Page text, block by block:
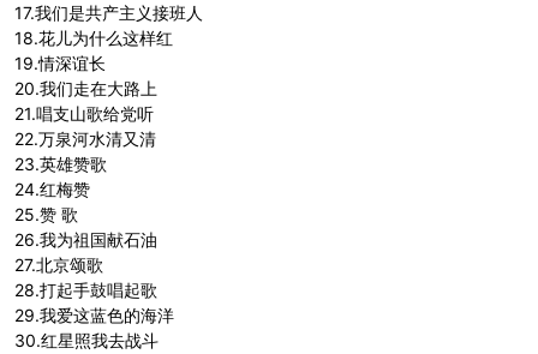
17.我们是共产主义接班人
18.花儿为什么这样红
19.情深谊长
20.我们走在大路上
21.唱支山歌给党听
22.万泉河水清又清
23.英雄赞歌
24.红梅赞
25.赞 歌
26.我为祖国献石油
27.北京颂歌
28.打起手鼓唱起歌
29.我爱这蓝色的海洋
30.红星照我去战斗